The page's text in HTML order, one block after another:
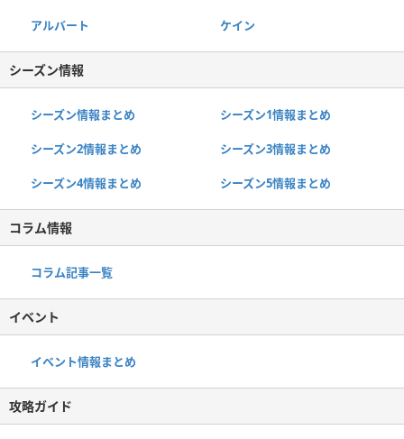
アルバート ケイン
シーズン情報
シーズン情報まとめ シーズン1情報まとめ
シーズン2情報まとめ シーズン3情報まとめ
シーズン4情報まとめ シーズン5情報まとめ
コラム情報
コラム記事一覧
イベント
イベント情報まとめ
攻略ガイド